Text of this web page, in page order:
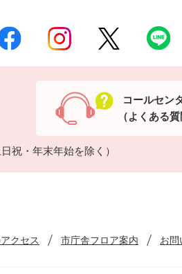
祝・年末年始を除く）
コールセン
（よくある質
クセス 市庁舎フロア案内 お問